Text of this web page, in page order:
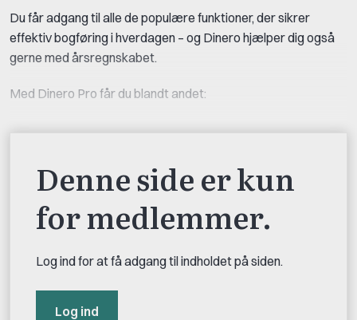
Du får adgang til alle de populære funktioner, der sikrer
effektiv bogføring i hverdagen – og Dinero hjælper dig også
gerne med årsregnskabet.
Med Dinero Pro får du blandt andet:
Denne side er kun
for medlemmer.
Log ind for at få adgang til indholdet på siden.
Log ind